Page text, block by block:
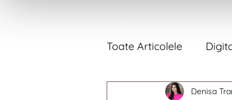
Toate Articolele
Digital News 2018
Denisa